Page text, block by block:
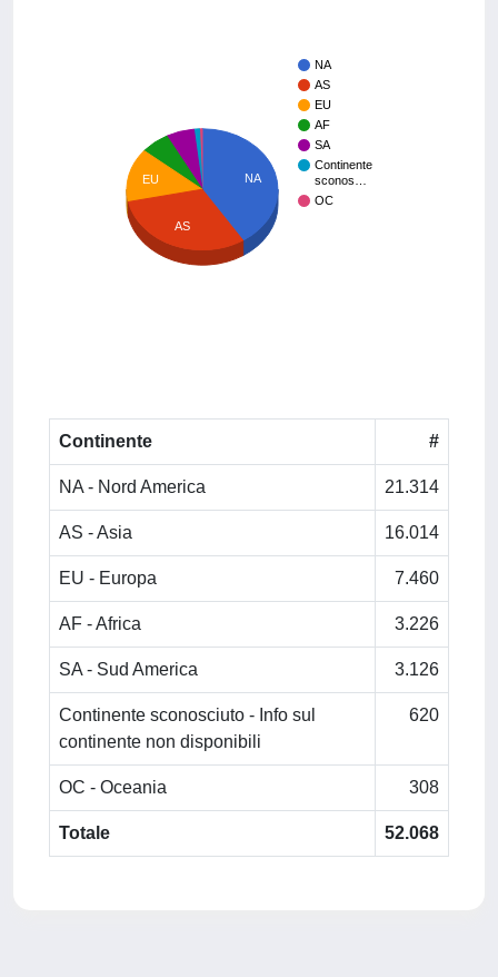
NA
AS
EU
AF
SA
Continente
sconos…
OC
NA
EU
AS
Continente #
NA - Nord America 21.314
AS - Asia 16.014
EU - Europa 7.460
AF - Africa 3.226
SA - Sud America 3.126
Continente sconosciuto - Info sul
continente non disponibili
620
OC - Oceania 308
Totale 52.068